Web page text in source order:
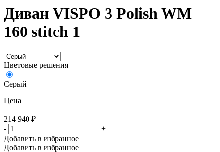
Диван VISPO 3 Polish WM
160 stitch 1
Цветовые решения
Серый
Цена
214 940 ₽
-
+
Добавить в избранное
Добавить в избранное